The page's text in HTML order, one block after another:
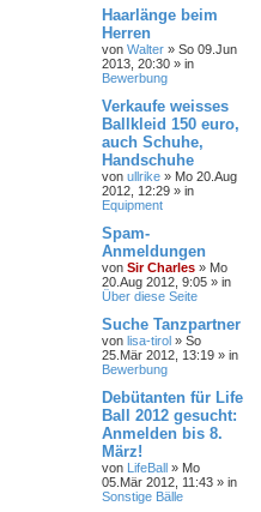
Haarlänge beim
Herren
von Walter » So 09.Jun
2013, 20:30 » in
Bewerbung
Verkaufe weisses
Ballkleid 150 euro,
auch Schuhe,
Handschuhe
von ullrike » Mo 20.Aug
2012, 12:29 » in
Equipment
Spam-
Anmeldungen
von Sir Charles » Mo
20.Aug 2012, 9:05 » in
Über diese Seite
Suche Tanzpartner
von lisa-tirol » So
25.Mär 2012, 13:19 » in
Bewerbung
Debütanten für Life
Ball 2012 gesucht:
Anmelden bis 8.
März!
von LifeBall » Mo
05.Mär 2012, 11:43 » in
Sonstige Bälle